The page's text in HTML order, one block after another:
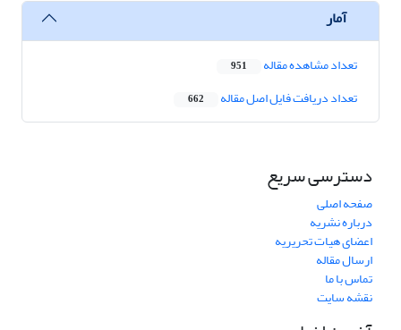
آمار
تعداد مشاهده مقاله 951
تعداد دریافت فایل اصل مقاله 662
دسترسی سریع
صفحه اصلی
درباره نشریه
اعضای هیات تحریریه
ارسال مقاله
تماس با ما
نقشه سایت